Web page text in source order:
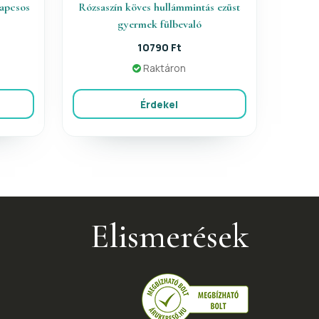
Rózsaszín köves hullámmintás ezüst
gyermek fülbevaló
10790 Ft
Raktáron
Érdekel
Elismerések